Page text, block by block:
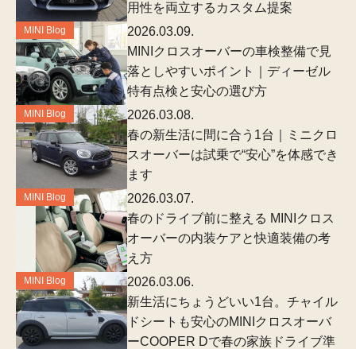
用性を両立するカスタム提案
MINI Blog
2026.03.09.
MINIクロスオーバーの車検整備で見
落としやすいポイント｜ディーゼル
特有点検と安心の選び方
MINI Blog
2026.03.08.
春の新生活に間に合う1台｜ミニクロ
スオーバーは試乗で“安心”を体感でき
ます
MINI Blog
2026.03.07.
春のドライブ前に整える MINIクロス
オーバーの内装ケアと快適装備の考
え方
MINI Blog
2026.03.06.
新生活にちょうどいい1台。チャイル
ドシートも安心のMINIクロスオーバ
ーCOOPER Dで春の家族ドライブ準